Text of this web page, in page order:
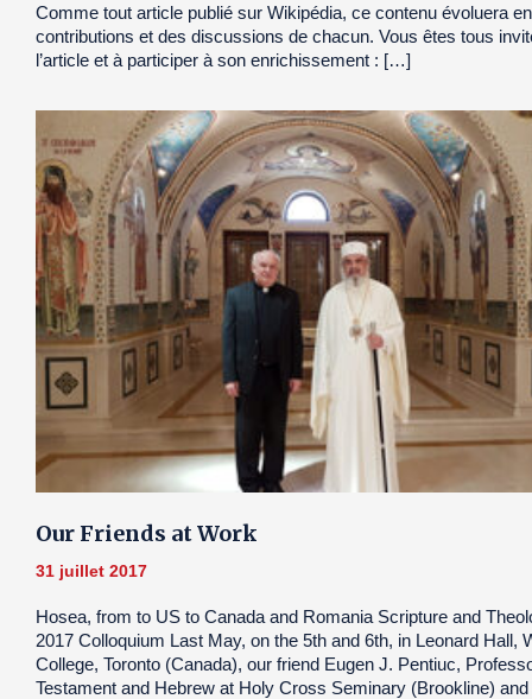
Comme tout article publié sur Wikipédia, ce contenu évoluera
contributions et des discussions de chacun. Vous êtes tous
l’article et à participer à son enrichissement : […]
Our Friends at Work
31 juillet 2017
Hosea, from to US to Canada and Romania Scripture and
2017 Colloquium Last May, on the 5th and 6th, in Leonard Hall,
College, Toronto (Canada), our friend Eugen J. Pentiuc,
Testament and Hebrew at Holy Cross Seminary (Brookline) and